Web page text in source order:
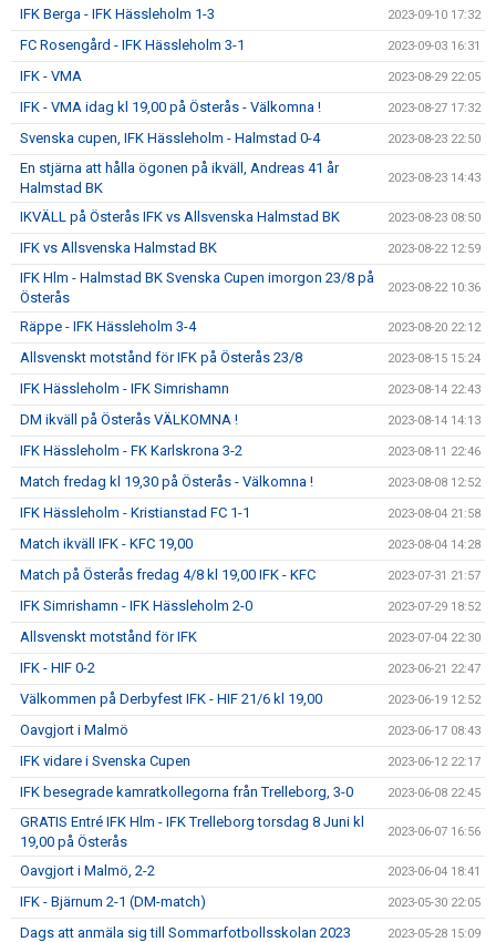
IFK Berga - IFK Hässleholm 1-3 2023-09-10 17:32
FC Rosengård - IFK Hässleholm 3-1 2023-09-03 16:31
IFK - VMA 2023-08-29 22:05
IFK - VMA idag kl 19,00 på Österås - Välkomna ! 2023-08-27 17:32
Svenska cupen, IFK Hässleholm - Halmstad 0-4 2023-08-23 22:50
En stjärna att hålla ögonen på ikväll, Andreas 41 år
Halmstad BK
2023-08-23 14:43
IKVÄLL på Österås IFK vs Allsvenska Halmstad BK 2023-08-23 08:50
IFK vs Allsvenska Halmstad BK 2023-08-22 12:59
IFK Hlm - Halmstad BK Svenska Cupen imorgon 23/8 på
Österås
2023-08-22 10:36
Räppe - IFK Hässleholm 3-4 2023-08-20 22:12
Allsvenskt motstånd för IFK på Österås 23/8 2023-08-15 15:24
IFK Hässleholm - IFK Simrishamn 2023-08-14 22:43
DM ikväll på Österås VÄLKOMNA ! 2023-08-14 14:13
IFK Hässleholm - FK Karlskrona 3-2 2023-08-11 22:46
Match fredag kl 19,30 på Österås - Välkomna ! 2023-08-08 12:52
IFK Hässleholm - Kristianstad FC 1-1 2023-08-04 21:58
Match ikväll IFK - KFC 19,00 2023-08-04 14:28
Match på Österås fredag 4/8 kl 19,00 IFK - KFC 2023-07-31 21:57
IFK Simrishamn - IFK Hässleholm 2-0 2023-07-29 18:52
Allsvenskt motstånd för IFK 2023-07-04 22:30
IFK - HIF 0-2 2023-06-21 22:47
Välkommen på Derbyfest IFK - HIF 21/6 kl 19,00 2023-06-19 12:52
Oavgjort i Malmö 2023-06-17 08:43
IFK vidare i Svenska Cupen 2023-06-12 22:17
IFK besegrade kamratkollegorna från Trelleborg, 3-0 2023-06-08 22:45
GRATIS Entré IFK Hlm - IFK Trelleborg torsdag 8 Juni kl
19,00 på Österås
2023-06-07 16:56
Oavgjort i Malmö, 2-2 2023-06-04 18:41
IFK - Bjärnum 2-1 (DM-match) 2023-05-30 22:05
Dags att anmäla sig till Sommarfotbollsskolan 2023 2023-05-28 15:09